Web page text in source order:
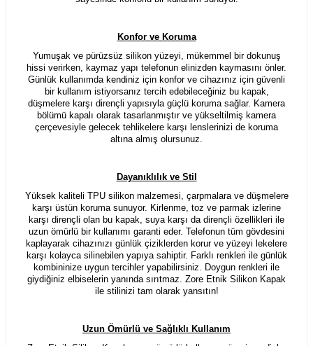
Konfor ve Koruma
Yumuşak ve pürüzsüz silikon yüzeyi, mükemmel bir dokunuş
hissi verirken, kaymaz yapı telefonun elinizden kaymasını önler.
Günlük kullanımda kendiniz için konfor ve cihazınız için güvenli
bir kullanım istiyorsanız tercih edebileceğiniz bu kapak,
düşmelere karşı dirençli yapısıyla güçlü koruma sağlar. Kamera
bölümü kapalı olarak tasarlanmıştır ve yükseltilmiş kamera
çerçevesiyle gelecek tehlikelere karşı lenslerinizi de koruma
altına almış olursunuz.
Dayanıklılık ve Stil
Yüksek kaliteli TPU silikon malzemesi, çarpmalara ve düşmelere
karşı üstün koruma sunuyor. Kirlenme, toz ve parmak izlerine
karşı dirençli olan bu kapak, suya karşı da dirençli özellikleri ile
uzun ömürlü bir kullanımı garanti eder. Telefonun tüm gövdesini
kaplayarak cihazınızı günlük çiziklerden korur ve yüzeyi lekelere
karşı kolayca silinebilen yapıya sahiptir. Farklı renkleri ile günlük
kombininize uygun tercihler yapabilirsiniz. Doygun renkleri ile
giydiğiniz elbiselerin yanında sırıtmaz. Zore Etnik Silikon Kapak
ile stilinizi tam olarak yansıtın!
Uzun Ömürlü ve Sağlıklı Kullanım